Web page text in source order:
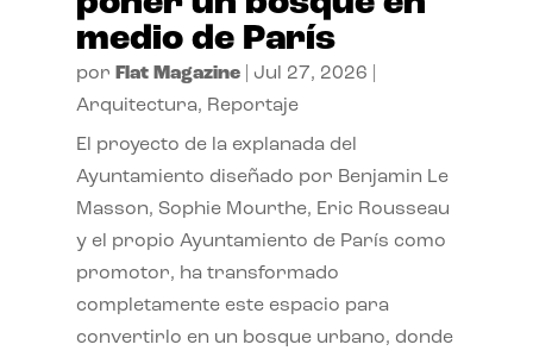
medio de París
por Flat Magazine| Jul 27, 2026
Arquitectura, Reportaje
El proyecto de la explanada del
Ayuntamiento diseñado por Benjamin Le
Masson, Sophie Mourthe, Eric Rousseau
y el propio Ayuntamiento de París como
promotor, ha transformado
completamente este espacio para
convertirlo en un bosque urbano, donde